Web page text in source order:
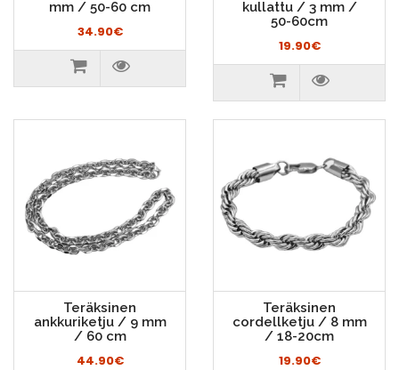
mm / 50-60 cm
34.90€
kullattu / 3 mm /
50-60cm
19.90€
Teräksinen
ankkuriketju / 9 mm
/ 60 cm
44.90€
Teräksinen
cordellketju / 8 mm
/ 18-20cm
19.90€